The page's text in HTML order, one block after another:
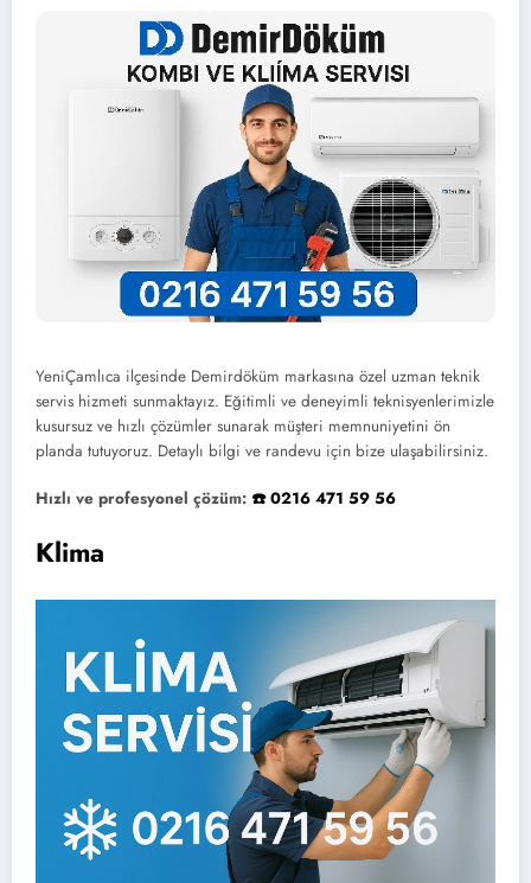
YeniÇamlıca ilçesinde Demirdöküm markasına özel uzman teknik
servis hizmeti sunmaktayız. Eğitimli ve deneyimli teknisyenlerimizle
kusursuz ve hızlı çözümler sunarak müşteri memnuniyetini ön
planda tutuyoruz. Detaylı bilgi ve randevu için bize ulaşabilirsiniz.
Hızlı ve profesyonel çözüm: ☎️ 0216 471 59 56
Klima